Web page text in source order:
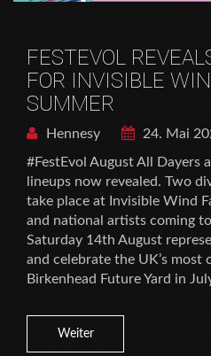
FESTEVOL
FOR INVISIBLE
SUMMER
Hennesy
24. Mai
#FestEvol August All Dayers
lineups now revealed. Two
take place at Invisible Wind
and national artists coming
Saturday 14th August
and celebrate the UK’s most
Birkenhead Future Yard in
Weiter